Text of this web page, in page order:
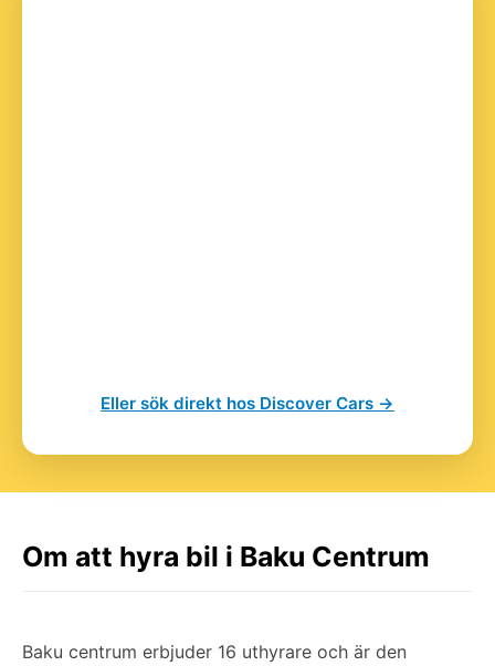
Eller sök direkt hos Discover Cars →
Om att hyra bil i Baku Centrum
Baku centrum erbjuder 16 uthyrare och är den